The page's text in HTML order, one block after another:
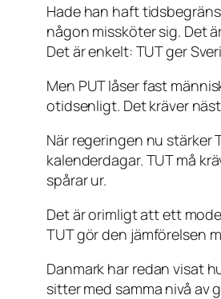
Hade han haft
någon missköter sig. Det
Det är enkelt: TUT ger
Men PUT låser fast
otidsenligt. Det kräver
När regeringen nu stärker
kalenderdagar. TUT må
spårar ur.
Det är orimligt att ett
TUT gör den jämförelsen
Danmark har redan visat
sitter med samma nivå av